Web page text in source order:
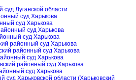
суд Луганской области
суд Харькова
суд Харькова
суд Харькова
суд Харькова
районный суд Харькова
районный суд Харькова
суд Харькова
районный суд Харькова
суд Харькова
суд Харьковской области (Харьковский